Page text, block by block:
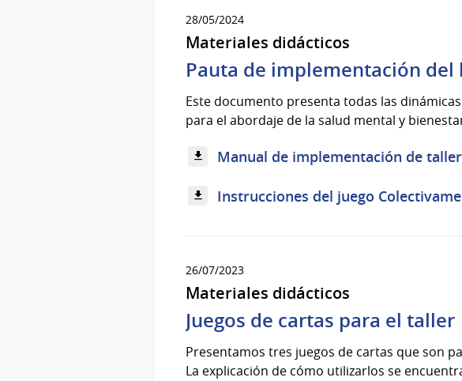
28/05/2024
Materiales didácticos
Pauta de implementación del
Este documento presenta todas las
para el abordaje de la salud mental y
Manual de implementación de
Instrucciones del juego
26/07/2023
Materiales didácticos
Juegos de cartas para el taller
Presentamos tres juegos de cartas que son
La explicación de cómo utilizarlos se